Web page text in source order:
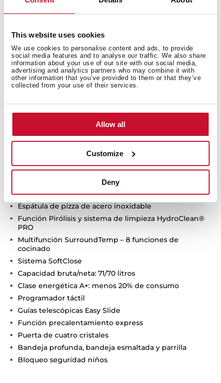
This website uses cookies
We use cookies to personalise content and ads, to provide
social media features and to analyse our traffic. We also share
information about your use of our site with our social media,
advertising and analytics partners who may combine it with
other information that you’ve provided to them or that they’ve
collected from your use of their services.
Allow all
Customize
Deny
Detalles técnicos
Horno MaestroPizza
Grill 340ºC extra potente
Bandeja de piedra especial para pizzas
Espátula de pizza de acero inoxidable
Función Pirólisis y sistema de limpieza HydroClean®
PRO
Multifunción SurroundTemp – 8 funciones de
cocinado
Sistema SoftClose
Capacidad bruta/neta: 71/70 litros
Clase energética A+: menos 20% de consumo
Programador táctil